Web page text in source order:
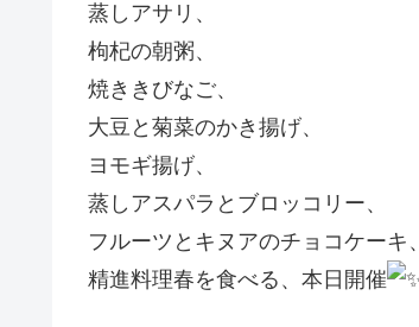
蒸しアサリ、
枸杞の朝粥、
焼ききびなご、
大豆と菊菜のかき揚げ、
ヨモギ揚げ、
蒸しアスパラとブロッコリー、
フルーツとキヌアのチョコケーキ、
精進料理春を食べる、本日開催